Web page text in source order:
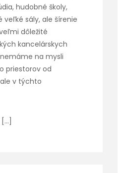
hudobné školy,
veľké sály, ale šírenie
dôležité
kancelárskych
na mysli
priestorov od
v týchto
[…]